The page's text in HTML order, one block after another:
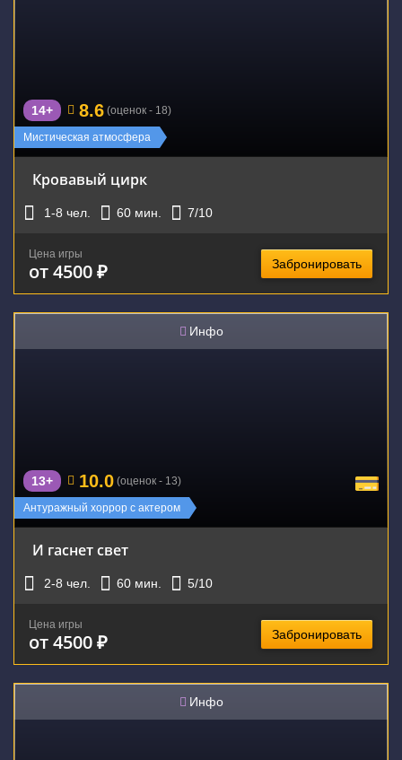
Мистическая атмосфера
14+ 8.6 (оценок - 18)
Кровавый цирк
1-8 чел. 60 мин. 7/10
Цена игры
от 4500 ₽ Забронировать
Инфо
Антуражный хоррор с актером
13+ 10.0 (оценок - 13)
И гаснет свет
2-8 чел. 60 мин. 5/10
Цена игры
от 4500 ₽ Забронировать
Инфо